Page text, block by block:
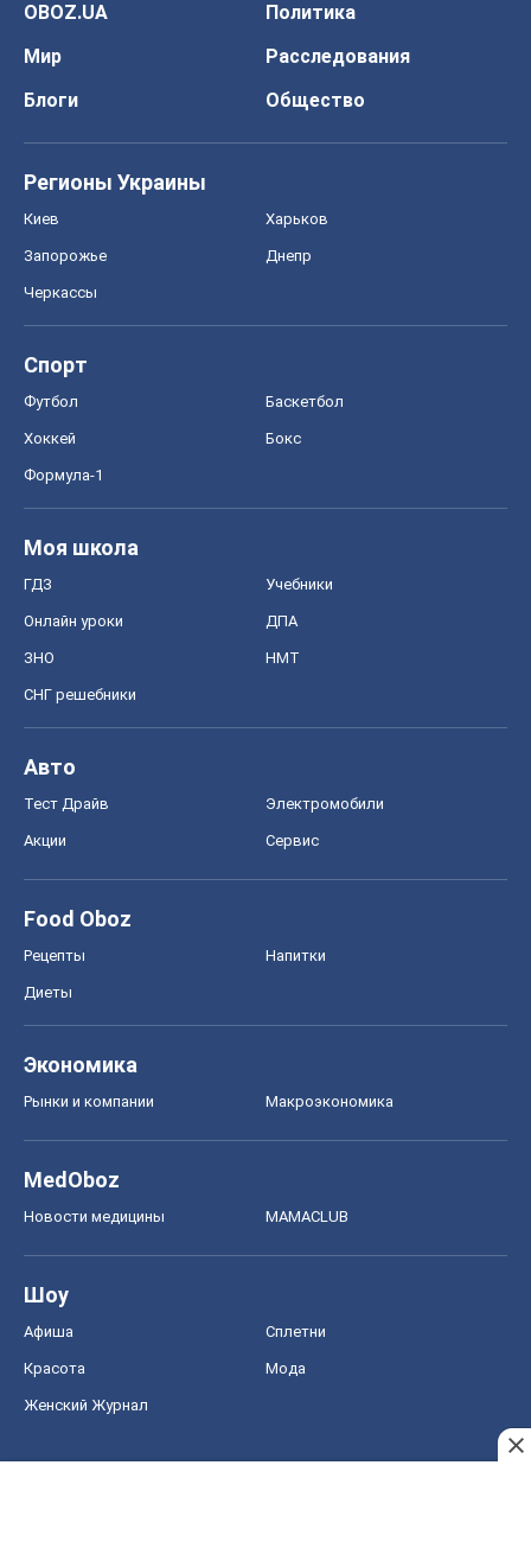
OBOZ.UA
Политика
Мир
Расследования
Блоги
Общество
Регионы Украины
Киев Харьков
Запорожье Днепр
Черкассы
Спорт
Футбол Баскетбол
Хоккей Бокс
Формула-1
Моя школа
ГДЗ Учебники
Онлайн уроки ДПА
ЗНО НМТ
СНГ решебники
Авто
Тест Драйв Электромобили
Акции Сервис
Food Oboz
Рецепты Напитки
Диеты
Экономика
Рынки и компании Mакроэкономика
MedOboz
Новости медицины MAMACLUB
Шоу
Афиша Сплетни
Красота Мода
Женский Журнал